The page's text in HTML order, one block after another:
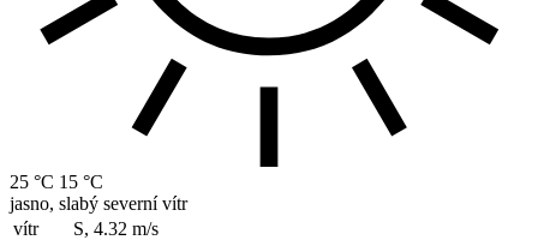
25 °C 15 °C
jasno, slabý severní vítr
vítr
S, 4.32 m/s